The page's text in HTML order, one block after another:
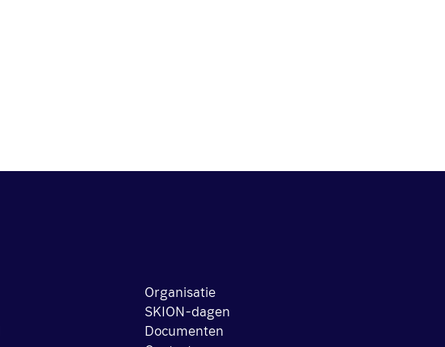
Organisatie
SKION-dagen
Documenten